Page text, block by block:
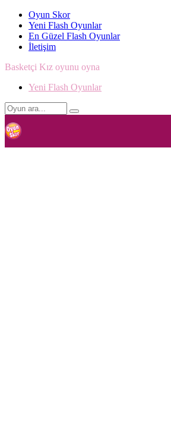
Oyun Skor
Yeni Flash Oyunlar
En Güzel Flash Oyunlar
İletişim
Basketçi Kız oyunu oyna
Yeni Flash Oyunlar